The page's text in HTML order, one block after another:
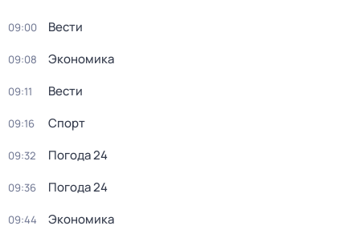
09:00 Вести
09:08 Экономика
09:11 Вести
09:16 Спорт
09:32 Погода 24
09:36 Погода 24
09:44 Экономика